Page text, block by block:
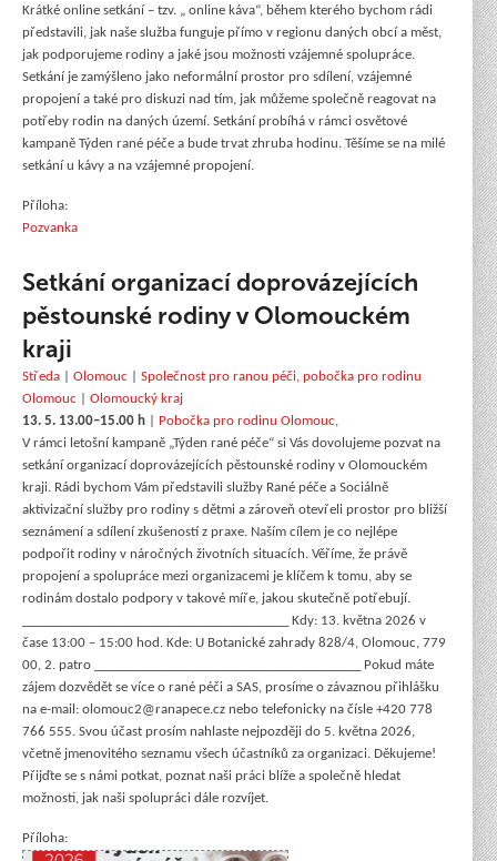
Krátké online setkání – tzv. „ online káva“, během kterého bychom rádi
představili, jak naše služba funguje přímo v regionu daných obcí a měst,
jak podporujeme rodiny a jaké jsou možnosti vzájemné spolupráce.
Setkání je zamýšleno jako neformální prostor pro sdílení, vzájemné
propojení a také pro diskuzi nad tím, jak můžeme společně reagovat na
potřeby rodin na daných území. Setkání probíhá v rámci osvětové
kampaně Týden rané péče a bude trvat zhruba hodinu. Těšíme se na milé
setkání u kávy a na vzájemné propojení.
Příloha:
Pozvanka
Setkání organizací doprovázejících
pěstounské rodiny v Olomouckém
kraji
Středa Olomouc
Společnost pro ranou péči, pobočka pro rodinu
Olomouc
Olomoucký kraj
13. 5. 13.00–15.00 h
Pobočka pro rodinu Olomouc,
V rámci letošní kampaně „Týden rané péče“ si Vás dovolujeme pozvat na
setkání organizací doprovázejících pěstounské rodiny v Olomouckém
kraji. Rádi bychom Vám představili služby Rané péče a Sociálně
aktivizační služby pro rodiny s dětmi a zároveň otevřeli prostor pro bližší
seznámení a sdílení zkušeností z praxe. Naším cílem je co nejlépe
podpořit rodiny v náročných životních situacích. Věříme, že právě
propojení a spolupráce mezi organizacemi je klíčem k tomu, aby se
rodinám dostalo podpory v takové míře, jakou skutečně potřebují.
________________________________________ Kdy: 13. května 2026 v
čase 13:00 – 15:00 hod. Kde: U Botanické zahrady 828/4, Olomouc, 779
00, 2. patro ________________________________________ Pokud máte
zájem dozvědět se více o rané péči a SAS, prosíme o závaznou přihlášku
na e-mail: olomouc2@ranapece.cz nebo telefonicky na čísle +420 778
766 555. Svou účast prosím nahlaste nejpozději do 5. května 2026,
včetně jmenovitého seznamu všech účastníků za organizaci. Děkujeme!
Přijďte se s námi potkat, poznat naši práci blíže a společně hledat
možnosti, jak naši spolupráci dále rozvíjet.
Příloha: